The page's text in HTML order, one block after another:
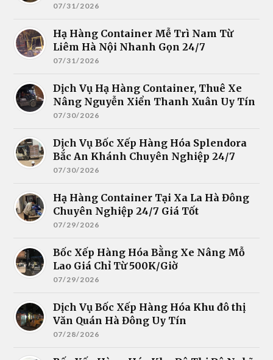
07/31/2026
Hạ Hàng Container Mễ Trì Nam Từ
Liêm Hà Nội Nhanh Gọn 24/7
07/31/2026
Dịch Vụ Hạ Hàng Container, Thuê Xe
Nâng Nguyễn Xiển Thanh Xuân Uy Tín
07/30/2026
Dịch Vụ Bốc Xếp Hàng Hóa Splendora
Bắc An Khánh Chuyên Nghiệp 24/7
07/30/2026
Hạ Hàng Container Tại Xa La Hà Đông
Chuyên Nghiệp 24/7 Giá Tốt
07/29/2026
Bốc Xếp Hàng Hóa Bằng Xe Nâng Mỗ
Lao Giá Chỉ Từ 500K/Giờ
07/29/2026
Dịch Vụ Bốc Xếp Hàng Hóa Khu đô thị
Văn Quán Hà Đông Uy Tín
07/28/2026